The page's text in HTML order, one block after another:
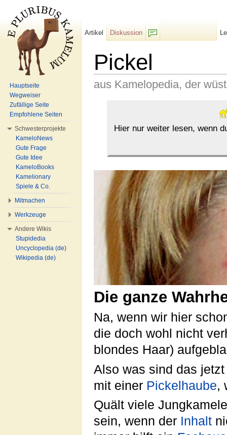
Pickel
aus Kamelopedia, der
Hier nur weiter lesen, wenn
Die ganze
Na, wenn wir hier
die doch wohl nicht
blondes Haar)
Also was sind das
mit einer Pickelhaube,
Quält viele
sein, wenn der Inhalt
Artikel
Diskussion
Hauptseite
Wegweiser
Zufällige Seite
Empfohlene Seiten
Schwesterprojekte
KameloNews
Gute Frage
Gute Idee
KameloBooks
Kamelionary
Spiele & Co.
Mitmachen
Werkzeuge
Andere Wikis
Stupidedia
Uncyclopedia (de)
Wikipedia (de)